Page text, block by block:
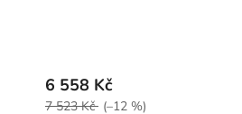
6 558 Kč
7 523 Kč (–12 %)